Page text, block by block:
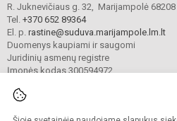
R. Juknevičiaus g. 32, Marijampolė 68208
Tel. +370 652 89364
El. p. rastine@suduva.marijampole.lm.lt
Duomenys kaupiami ir saugomi
Juridinių asmenų registre
Įmonės kodas 300594972